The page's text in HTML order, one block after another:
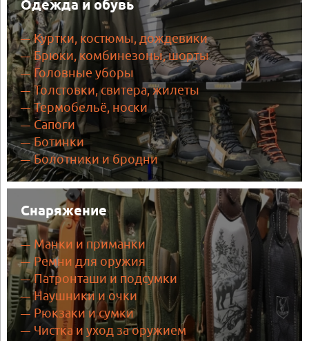
Одежда и обувь
Куртки, костюмы, дождевики
Брюки, комбинезоны, шорты
Головные уборы
Толстовки, свитера, жилеты
Термобельё, носки
Сапоги
Ботинки
Болотники и бродни
Снаряжение
Манки и приманки
Ремни для оружия
Патронташи и подсумки
Наушники и очки
Рюкзаки и сумки
Чистка и уход за оружием